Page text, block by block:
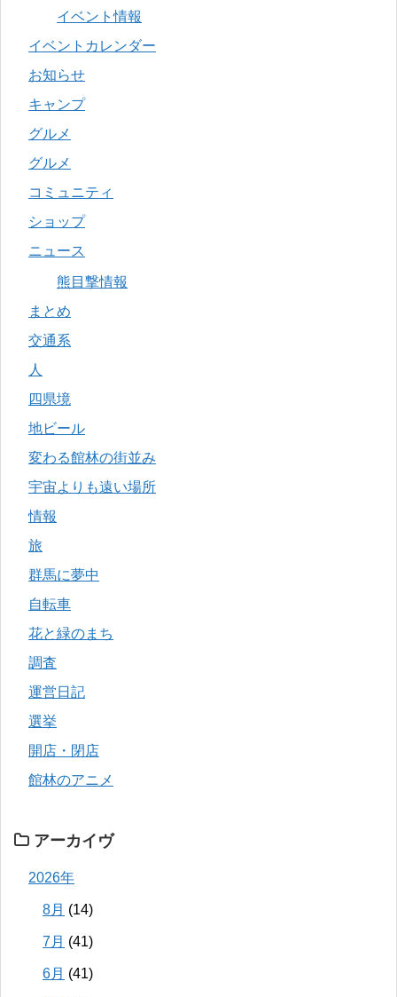
イベント情報
イベントカレンダー
お知らせ
キャンプ
グルメ
グルメ
コミュニティ
ショップ
ニュース
熊目撃情報
まとめ
交通系
人
四県境
地ビール
変わる館林の街並み
宇宙よりも遠い場所
情報
旅
群馬に夢中
自転車
花と緑のまち
調査
運営日記
選挙
開店・閉店
館林のアニメ
アーカイヴ
2026年
8月 (14)
7月 (41)
6月 (41)